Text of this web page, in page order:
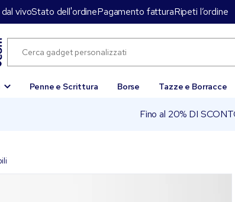
vivoStato dell'ordinePagamento fatturaRipeti l’ordine
Penne e Scrittura Borse Tazze e Borracce
Fino al 20% DI